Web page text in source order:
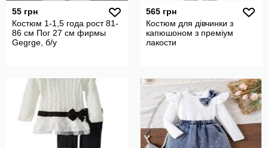
55 грн
Костюм 1-1,5 года рост 81-
86 см Пог 27 см фирмы
Gegrge, б/у
565 грн
Костюм для дівчинки з
капюшоном з преміум
лакости